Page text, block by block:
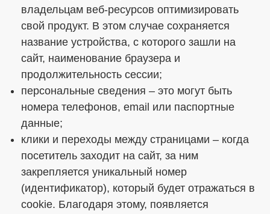
владельцам веб-ресурсов оптимизировать
свой продукт. В этом случае сохраняется
название устройства, с которого зашли на
сайт, наименование браузера и
продолжительность сессии;
персональные сведения – это могут быть
номера телефонов, email или паспортные
данные;
клики и переходы между страницами – когда
посетитель заходит на сайт, за ним
закрепляется уникальный номер
(идентификатор), который будет отражаться в
cookie. Благодаря этому, появляется